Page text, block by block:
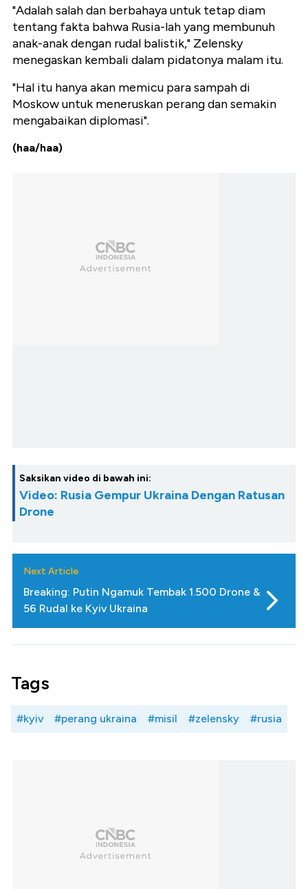
"Adalah salah dan berbahaya untuk tetap diam
tentang fakta bahwa Rusia-lah yang membunuh
anak-anak dengan rudal balistik," Zelensky
menegaskan kembali dalam pidatonya malam itu.
"Hal itu hanya akan memicu para sampah di
Moskow untuk meneruskan perang dan semakin
mengabaikan diplomasi".
(haa/haa)
Saksikan video di bawah ini:
Video: Rusia Gempur Ukraina Dengan Ratusan
Drone
Next Article
Breaking: Putin Ngamuk Tembak 1.500 Drone &
56 Rudal ke Kyiv Ukraina
Tags
#kyiv #perang ukraina #misil #zelensky #rusia